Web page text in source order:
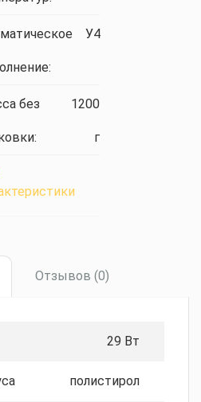
У4
без 1200
г
Отзывов (0)
29 Вт
полистирол